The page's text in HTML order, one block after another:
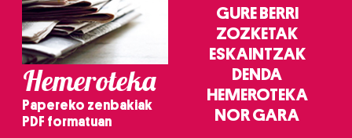
Hemeroteka
Papereko zenbakiak
PDF formatuan
GURE BERRI
ZOZKETAK
ESKAINTZAK
DENDA
HEMEROTEKA
NOR GARA